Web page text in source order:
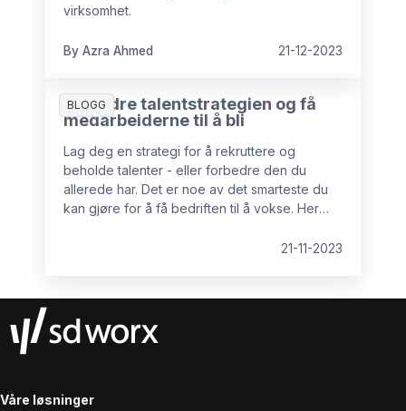
virksomhet.
By Azra Ahmed 21-12-2023
BLOGG
Forbedre talentstrategien og få
medarbeiderne til å bli
Lag deg en strategi for å rekruttere og
beholde talenter - eller forbedre den du
allerede har. Det er noe av det smarteste du
kan gjøre for å få bedriften til å vokse. Her
21-11-2023
Våre løsninger